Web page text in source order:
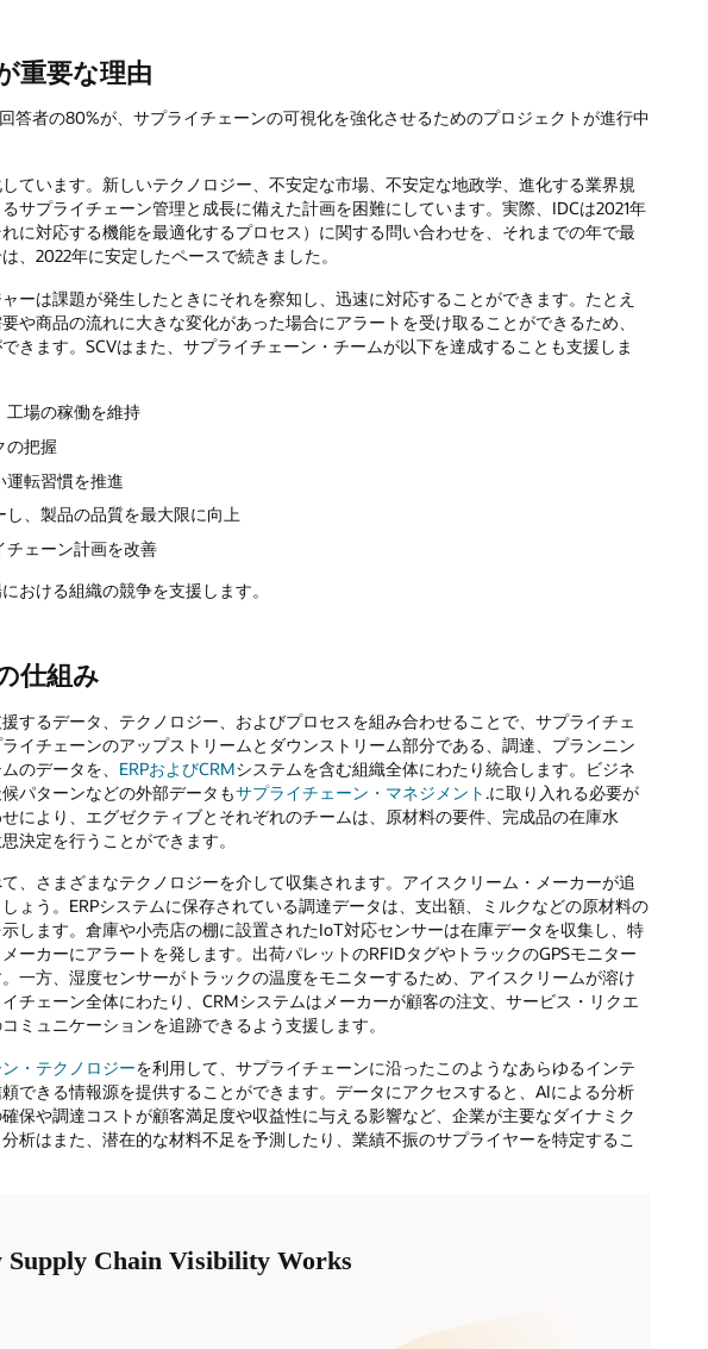
重要な理由
答者の80%が、サプライチェーンの可視化を強化させるためのプロジェクトが進行中
ています。新しいテクノロジー、不安定な市場、不安定な地政学、進化する業界規
サプライチェーン管理と成長に備えた計画を困難にしています。実際、IDCは2021年
に対応する機能を最適化するプロセス）に関する問い合わせを、それまでの年で最
、2022年に安定したペースで続きました。
ーは課題が発生したときにそれを察知し、迅速に対応することができます。たとえ
や商品の流れに大きな変化があった場合にアラートを受け取ることができるため、
きます。SCVはまた、サプライチェーン・チームが以下を達成することも支援しま
工場の稼働を維持
の把握
運転習慣を推進
、製品の品質を最大限に向上
チェーン計画を改善
おける組織の競争を支援します。
仕組み
するデータ、テクノロジー、およびプロセスを組み合わせることで、サプライチェ
イチェーンのアップストリームとダウンストリーム部分である、調達、プランニン
のデータを、 ERPおよびCRMシステムを含む組織全体にわたり統合します。ビジネ
パターンなどの外部データもサプライチェーン・マネジメント .に取り入れる必要が
により、エグゼクティブとそれぞれのチームは、原材料の要件、完成品の在庫水
決定を行うことができます。
、さまざまなテクノロジーを介して収集されます。アイスクリーム・メーカーが追
ょう。ERPシステムに保存されている調達データは、支出額、ミルクなどの原材料の
します。倉庫や小売店の棚に設置されたIoT対応センサーは在庫データを収集し、特
ーカーにアラートを発します。出荷パレットのRFIDタグやトラックのGPSモニター
一方、湿度センサーがトラックの温度をモニターするため、アイスクリームが溶け
チェーン全体にわたり、CRMシステムはメーカーが顧客の注文、サービス・リクエ
ミュニケーションを追跡できるよう支援します。
・テクノロジーを利用して、サプライチェーンに沿ったこのようなあらゆるインテ
できる情報源を提供することができます。データにアクセスすると、AIによる分析
保や調達コストが顧客満足度や収益性に与える影響など、企業が主要なダイナミク
析はまた、潜在的な材料不足を予測したり、業績不振のサプライヤーを特定するこ